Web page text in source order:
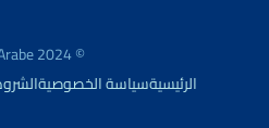
© 2024 Quiz Arabe
الرئيسيةسياسة الخصوصية